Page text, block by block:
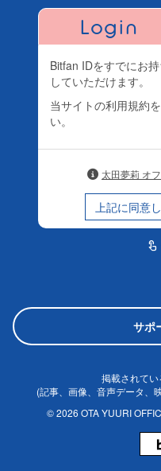
Login
Bitfan IDをすでにお
していただけます。
当サイトの利用規約
い。
太田夢莉 オ
上記に同意
touch_app
サポ
掲載されて
(記事、画像、音声データ、
© 2026 OTA YUURI